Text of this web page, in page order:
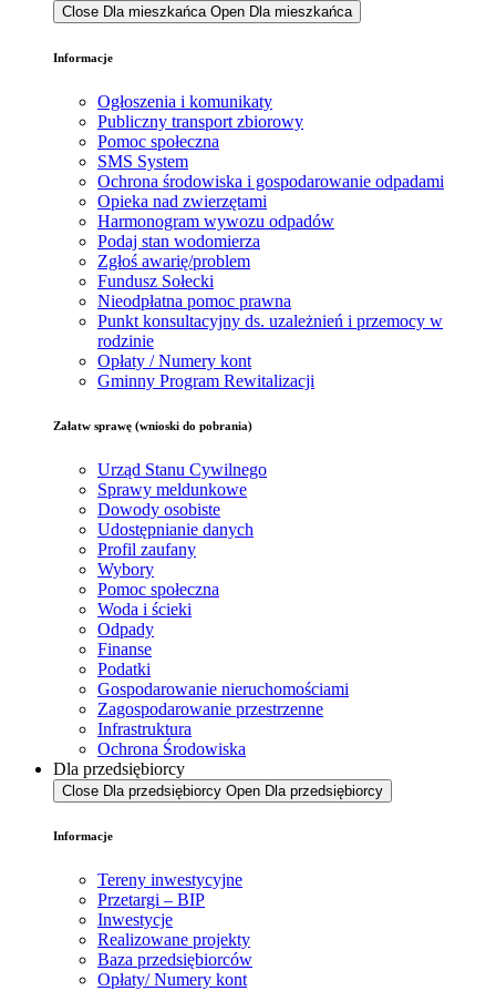
Close Dla mieszkańca Open Dla mieszkańca
Informacje
Ogłoszenia i komunikaty
Publiczny transport zbiorowy
Pomoc społeczna
SMS System
Ochrona środowiska i gospodarowanie odpadami
Opieka nad zwierzętami
Harmonogram wywozu odpadów
Podaj stan wodomierza
Zgłoś awarię/problem
Fundusz Sołecki
Nieodpłatna pomoc prawna
Punkt konsultacyjny ds. uzależnień i przemocy w
rodzinie
Opłaty / Numery kont
Gminny Program Rewitalizacji
Załatw sprawę (wnioski do pobrania)
Urząd Stanu Cywilnego
Sprawy meldunkowe
Dowody osobiste
Udostępnianie danych
Profil zaufany
Wybory
Pomoc społeczna
Woda i ścieki
Odpady
Finanse
Podatki
Gospodarowanie nieruchomościami
Zagospodarowanie przestrzenne
Infrastruktura
Ochrona Środowiska
Dla przedsiębiorcy
Close Dla przedsiębiorcy Open Dla przedsiębiorcy
Informacje
Tereny inwestycyjne
Przetargi – BIP
Inwestycje
Realizowane projekty
Baza przedsiębiorców
Opłaty/ Numery kont